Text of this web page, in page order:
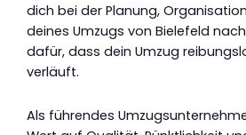
dich bei der Planung,
deines Umzugs von Bielefeld
dafür, dass dein Umzug
verläuft.
Als führendes